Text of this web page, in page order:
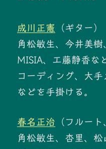
成川正憲
（ギター）
角松敏生、今井美樹
MISIA、工藤静香な
コーディング、大
などを手掛ける。
春名正治 （フルー
角松敏生、杏里、